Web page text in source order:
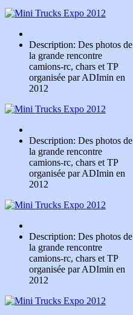
Description: Des photos de
la grande rencontre
camions-rc, chars et TP
organisée par ADImin en
2012
Description: Des photos de
la grande rencontre
camions-rc, chars et TP
organisée par ADImin en
2012
Description: Des photos de
la grande rencontre
camions-rc, chars et TP
organisée par ADImin en
2012